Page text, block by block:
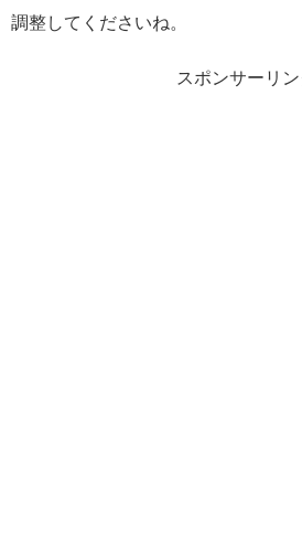
調整してくださいね。
スポンサーリン